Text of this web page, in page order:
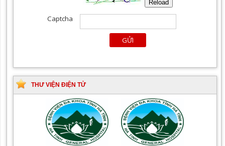
THƯ VIỆN ĐIỆN TỬ